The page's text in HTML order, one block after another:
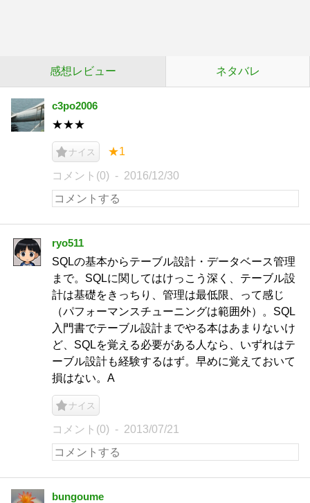
感想レビュー ネタバレ
c3po2006
★★★
ナイス ★1
コメント(0) 2016/12/30
ryo511
SQLの基本からテーブル設計・データベース管理
まで。SQLに関してはけっこう深く、テーブル設
計は基礎をきっちり、管理は最低限、って感じ
（パフォーマンスチューニングは範囲外）。SQL
入門書でテーブル設計までやる本はあまりないけ
ど、SQLを覚える必要がある人なら、いずれはテ
ーブル設計も経験するはず。早めに覚えておいて
損はない。A
ナイス
コメント(0) 2013/07/21
bungoume